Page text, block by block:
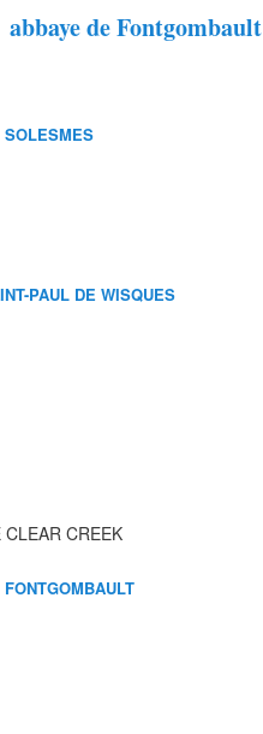
abbaye de Fontgombault
PAUL DE WISQUES
CLEAR CREEK